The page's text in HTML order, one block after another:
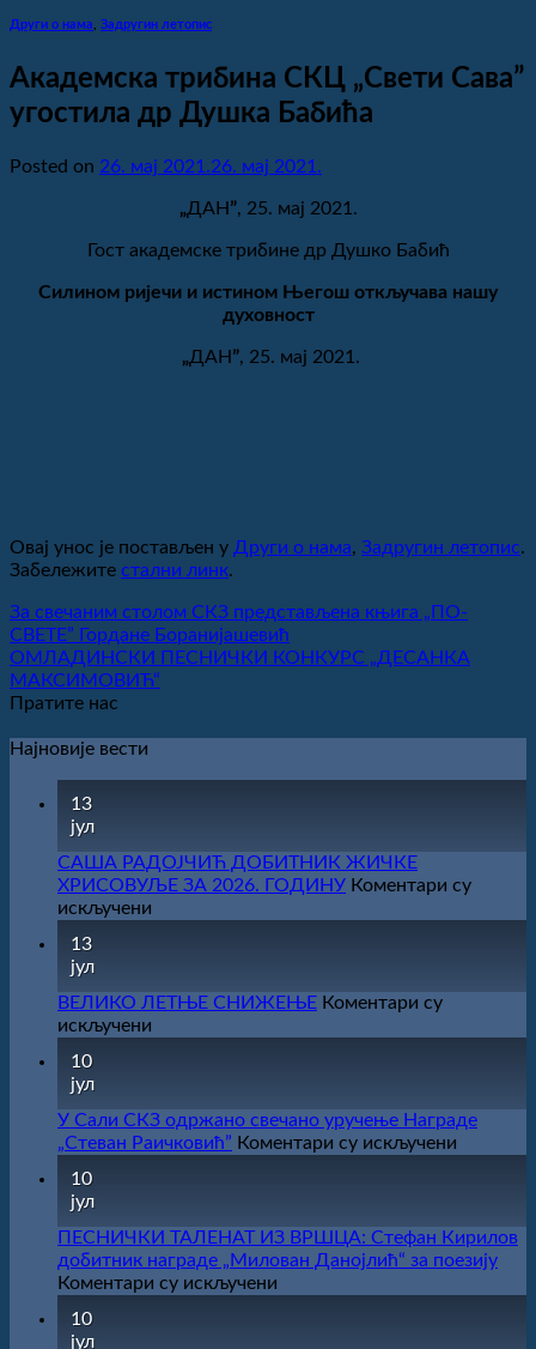
Други о нама Задругин летопис
Академска трибина СКЦ „Свети Саваˮ
угостила др Душка Бабића
Posted on 26. мај 2021.26. мај 2021.
„ДАН ˮ, 25. мај 2021.
Гост академске трибине др Душко Бабић
Силином ријечи и истином Његош откључава нашу
духовност
„ДАН ˮ, 25. мај 2021.
Овај унос је постављен у Други о нама, Задругин летопис.
Забележите стални линк.
За свечаним столом СКЗ представљенa књига „ПО-
СВЕТЕˮ Гордане Боранијашевић
ОМЛАДИНСКИ ПЕСНИЧКИ КОНКУРС „ДЕСАНКА
МАКСИМОВИЋ“
Пратите нас
Најновије вести
13
јул
САША РАДОЈЧИЋ ДОБИТНИК ЖИЧКЕ
ХРИСОВУЉЕ ЗА 2026. ГОДИНУ Коментари су
искључени
ЖИЧКЕ
ЗА
13
јул
ВЕЛИКО ЛЕТЊЕ СНИЖЕЊЕ Коментари су
искључени
10
јул
У Сали СКЗ одржано свечано уручење Награде
„Стеван Раичковић” Коментари су искључени
одржано
свечано
Награде
10
јул
ПЕСНИЧКИ ТАЛЕНАТ ИЗ ВРШЦА: Стефан Кирилов
добитник награде „Милован Данојлић“ за поезију
Коментари су искључени
10
јул